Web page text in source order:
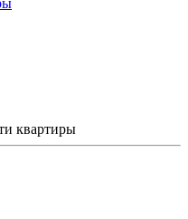
квартиры